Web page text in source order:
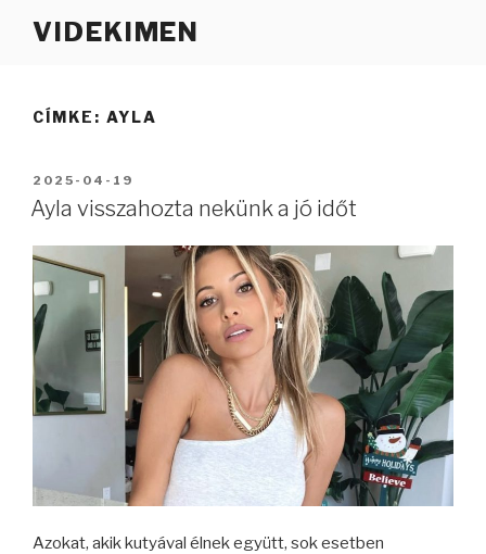
VIDEKIMEN
CÍMKE: AYLA
BEKÜLDVE:
2025-04-19
Ayla visszahozta nekünk a jó időt
Azokat, akik kutyával élnek együtt, sok esetben